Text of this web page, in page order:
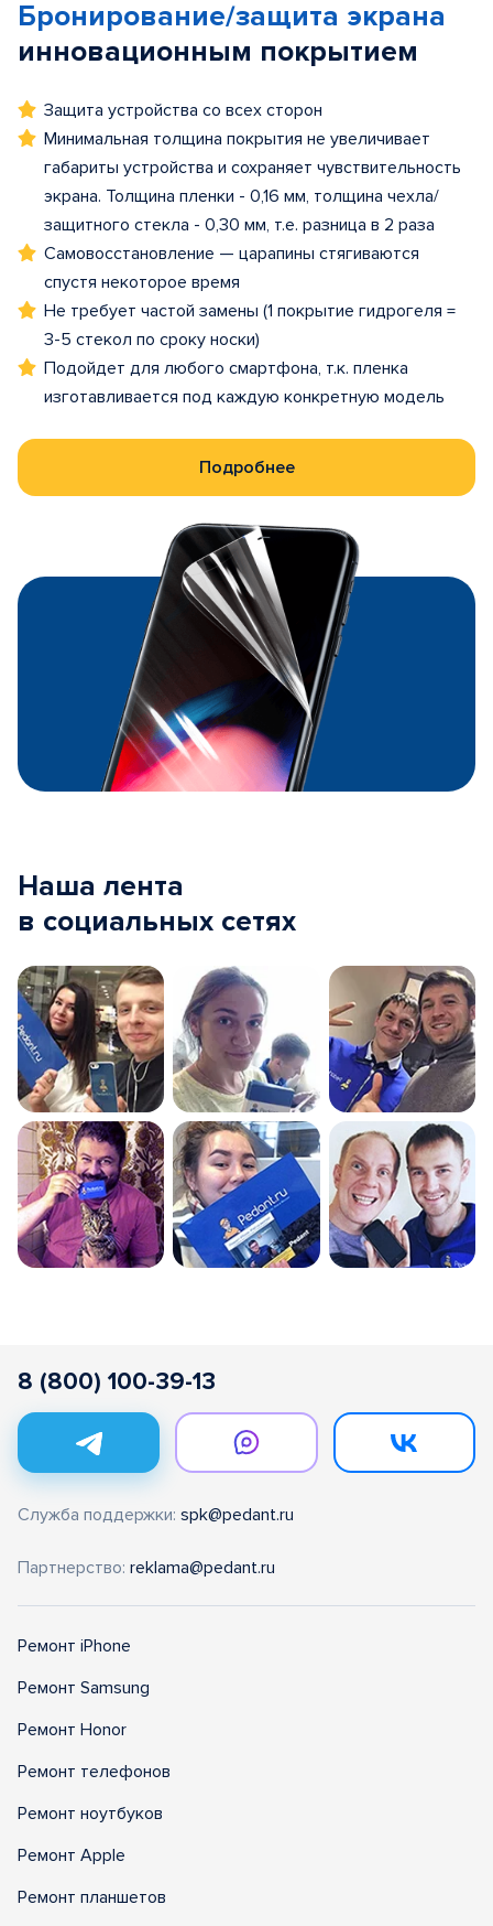
Бронирование/защита экрана
инновационным покрытием
Защита устройства со всех сторон
Минимальная толщина покрытия не увеличивает
габариты устройства и сохраняет чувствительность
экрана. Толщина пленки - 0,16 мм, толщина чехла/
защитного стекла - 0,30 мм, т.е. разница в 2 раза
Самовосстановление — царапины стягиваются
спустя некоторое время
Не требует частой замены (1 покрытие гидрогеля =
3-5 стекол по сроку носки)
Подойдет для любого смартфона, т.к. пленка
изготавливается под каждую конкретную модель
Подробнее
Наша лента
в социальных сетях
8 (800) 100-39-13
Служба поддержки: spk@pedant.ru
Партнерство: reklama@pedant.ru
Ремонт iPhone
Ремонт Samsung
Ремонт Honor
Ремонт телефонов
Ремонт ноутбуков
Ремонт Apple
Ремонт планшетов